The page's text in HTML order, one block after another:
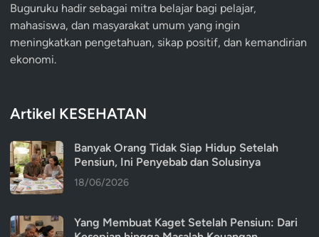
Buguruku hadir sebagai mitra belajar bagi pelajar,
mahasiswa, dan masyarakat umum yang ingin
meningkatkan pengetahuan, sikap positif, dan kemandirian
ekonomi.
Artikel KESEHATAN
Banyak Orang Tidak Siap Hidup Setelah
Pensiun, Ini Penyebab dan Solusinya
18/06/2026
Yang Membuat Kaget Setelah Pensiun: Dari